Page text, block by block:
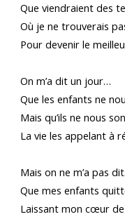
Que viendraient des
Où je ne trouverais
Pour devenir le
On m’a dit un jour…
Que les enfants ne
Mais qu’ils ne nous
La vie les appelant à
Mais on ne m’a pas
Que mes enfants
Laissant mon cœur